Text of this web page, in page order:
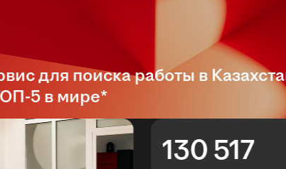
для поиска работы в Казахстане
5 в мире*
130 517